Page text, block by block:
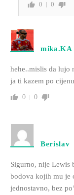
0 0
mika.KA
hehe..mislis da lujo
ja ti kazem po
0 0
Berislav
Sigurno, nije Lewis
bodova kojih mu je
jednostavno, bez